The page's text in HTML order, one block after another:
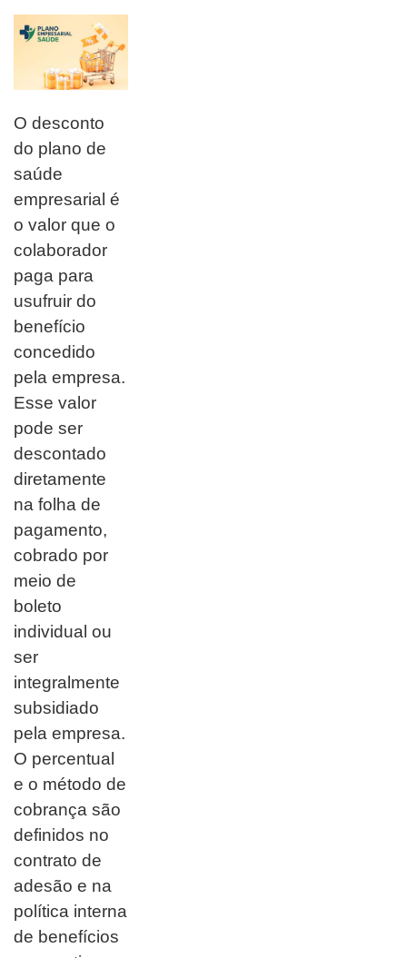
O desconto
do plano de
saúde
empresarial é
o valor que o
colaborador
paga para
usufruir do
benefício
concedido
pela empresa.
Esse valor
pode ser
descontado
diretamente
na folha de
pagamento,
cobrado por
meio de
boleto
individual ou
ser
integralmente
subsidiado
pela empresa.
O percentual
e o método de
cobrança são
definidos no
contrato de
adesão e na
política interna
de benefícios